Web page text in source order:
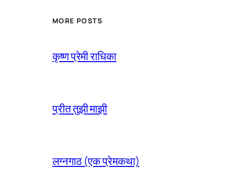
MORE POSTS
कृष्ण प्रेमी राधिका
प्रीत तुझी माझी
लग्नगाठ (एक प्रेमकथा)